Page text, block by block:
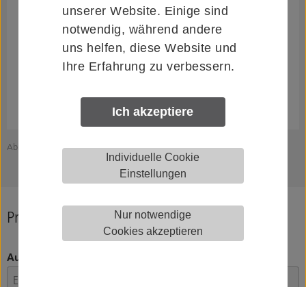
unserer Website. Einige sind
notwendig, während andere
uns helfen, diese Website und
Ihre Erfahrung zu verbessern.
Ich akzeptiere
Individuelle Cookie
Einstellungen
Nur notwendige
Cookies akzeptieren
Abbildung zeigt HELM 089121194
Produkt konfigurieren
Ausführung